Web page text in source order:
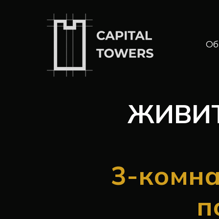
Об
3-